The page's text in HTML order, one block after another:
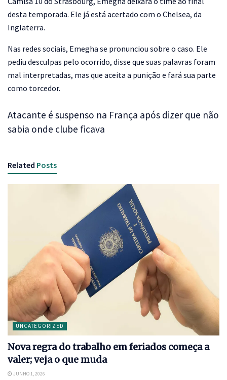
desta temporada. Ele já está acertado com o Chelsea, da
Inglaterra.
Nas redes sociais, Emegha se pronunciou sobre o caso. Ele
pediu desculpas pelo ocorrido, disse que suas palavras foram
mal interpretadas, mas que aceita a punição e fará sua parte
como torcedor.
Atacante é suspenso na França após dizer que não
sabia onde clube ficava
Related Posts
UNCATEGORIZED
Nova regra do trabalho em feriados começa a
valer; veja o que muda
JUNHO 1, 2026